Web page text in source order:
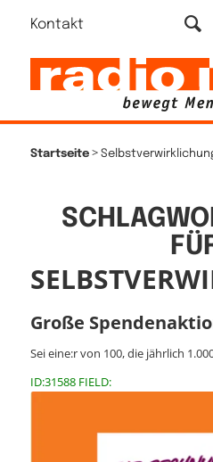
Kontakt
Startseite>
Große
Sei eine:r von 100, die jährlich
ID:31588 FIELD: